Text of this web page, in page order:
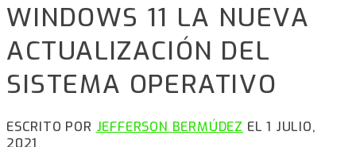
WINDOWS 11 LA NUEVA
ACTUALIZACIÓN DEL
SISTEMA OPERATIVO
ESCRITO POR JEFFERSON BERMÚDEZ EL 1 JULIO,
2021